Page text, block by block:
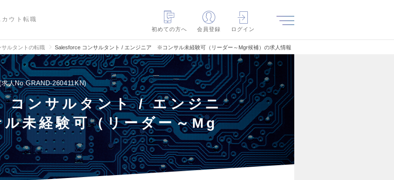
ウト転職
初めての方へ
会員登録 ログイン
サルタントの転職 Salesforce コンサルタント / エンジニア ※コンサル未経験可（リーダー～Mgr候補）の求人情報
求人No.GRAND-260411KN
ンサルタント / エンジニ
未経験可（リーダー～Mg